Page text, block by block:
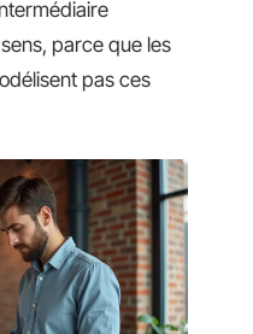
parce que les
pas ces